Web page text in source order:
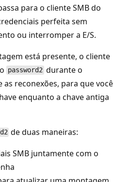
para o cliente SMB do
perfeita sem
ou interromper a E/S.
está presente, o cliente
password2 durante o
reconexões, para que você
enquanto a chave antiga
de duas maneiras:
SMB juntamente com o